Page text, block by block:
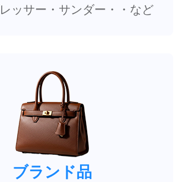
ッサー・サンダー・・など
ブランド品